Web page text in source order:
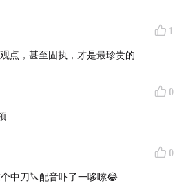
作的经验分享
的反思
闭环
的决策模式
内核的探索）
1
点，甚至固执，才是最珍贵的
0
0
中刀🔪配音吓了一哆嗦😂